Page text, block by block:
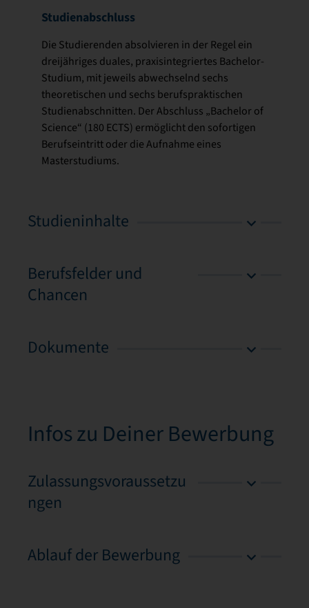
Studienabschluss
Die Studierenden absolvieren in der Regel ein
dreijähriges duales, praxisintegriertes Bachelor-
Studium, mit jeweils abwechselnd sechs
theoretischen und sechs berufspraktischen
Studienabschnitten. Der Abschluss „Bachelor of
Science“ (180 ECTS) ermöglicht den sofortigen
Berufseintritt oder die Aufnahme eines
Masterstudiums.
Studieninhalte
Berufsfelder und
Chancen
Dokumente
Infos zu Deiner Bewerbung
Zulassungsvoraussetzu
ngen
Ablauf der Bewerbung